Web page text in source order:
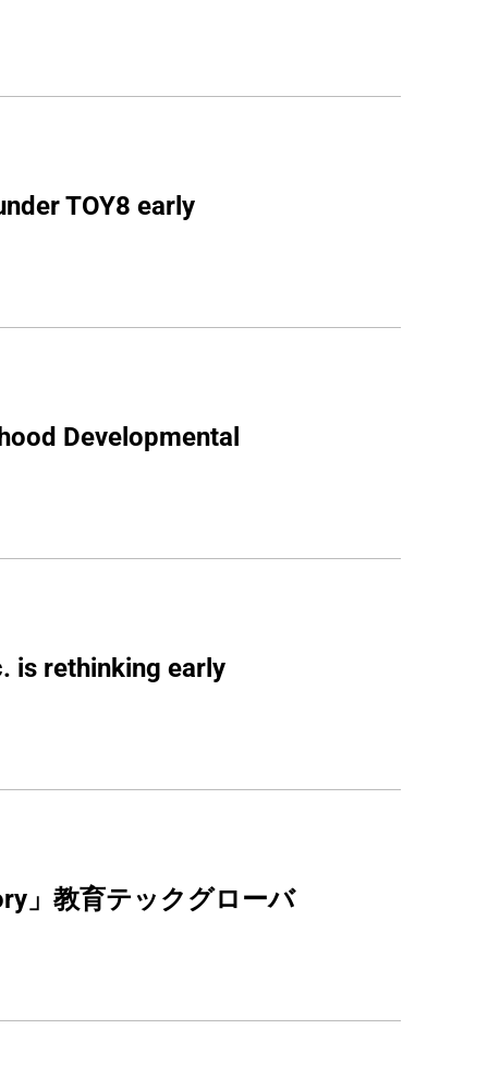
TOY8 early
Developmental
is rethinking early
」教育テックグローバ